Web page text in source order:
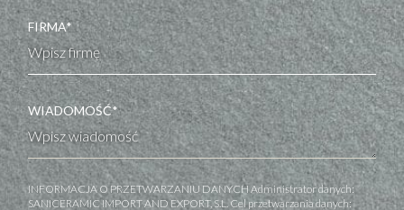
FIRMA*
WIADOMOŚĆ*
INFORMACJA O PRZETWARZANIU DANYCH Administrator danych:
SANICERAMIC IMPORT AND EXPORT, S.L. Cel przetwarzania danych: